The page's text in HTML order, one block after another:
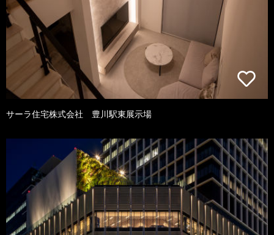
サーラ住宅株式会社 豊川駅東展示場